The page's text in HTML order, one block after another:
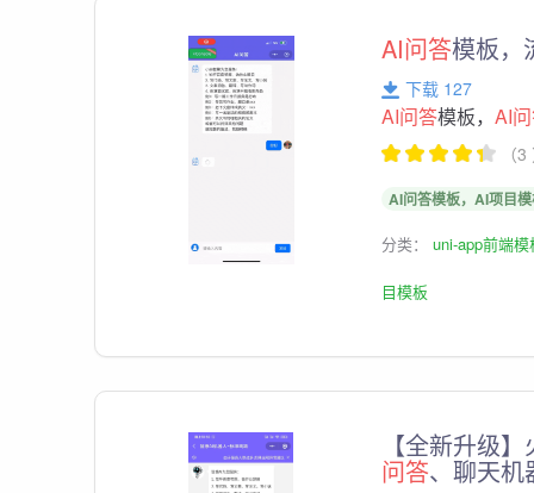
AI问答模板，
下载 127
AI问答模板，AI
（
AI问答模板，AI项目
分类：uni-app前端模
目模板
【全新升级
问答、聊天机